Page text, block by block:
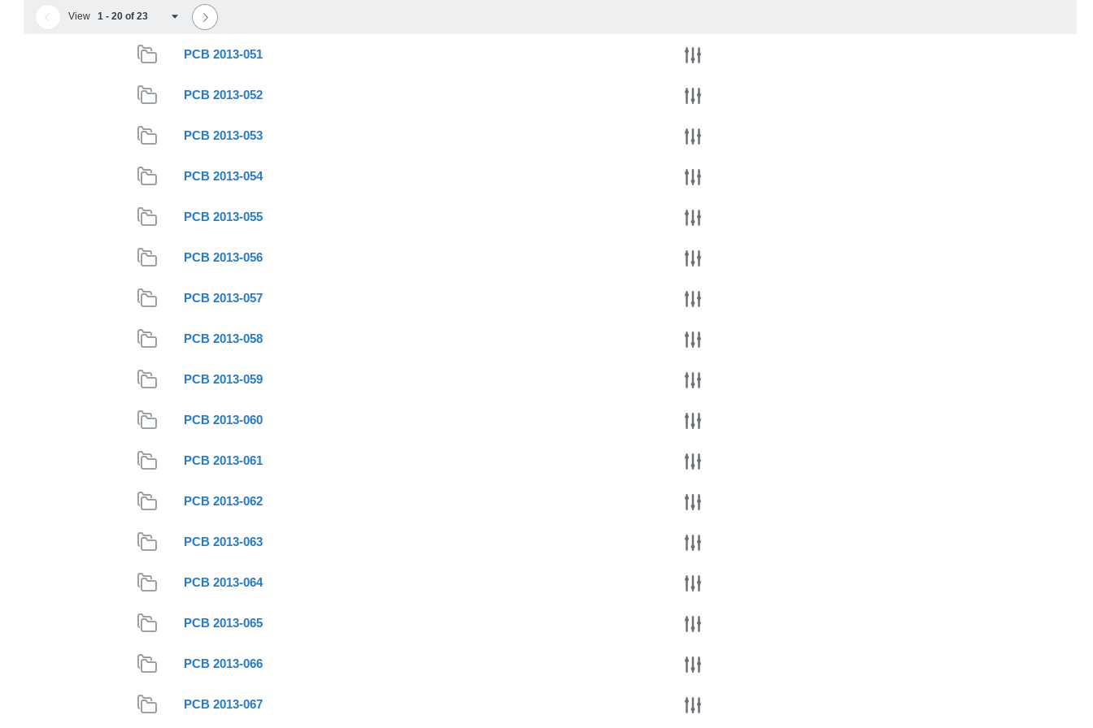
View 1 - 20 of 23
PCB 2013-051
PCB 2013-052
PCB 2013-053
PCB 2013-054
PCB 2013-055
PCB 2013-056
PCB 2013-057
PCB 2013-058
PCB 2013-059
PCB 2013-060
PCB 2013-061
PCB 2013-062
PCB 2013-063
PCB 2013-064
PCB 2013-065
PCB 2013-066
PCB 2013-067